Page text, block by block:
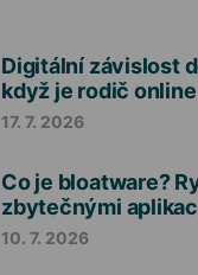
Digitální závislost
když je rodič
17. 7. 2026
Co je bloatware?
zbytečnými
10. 7. 2026